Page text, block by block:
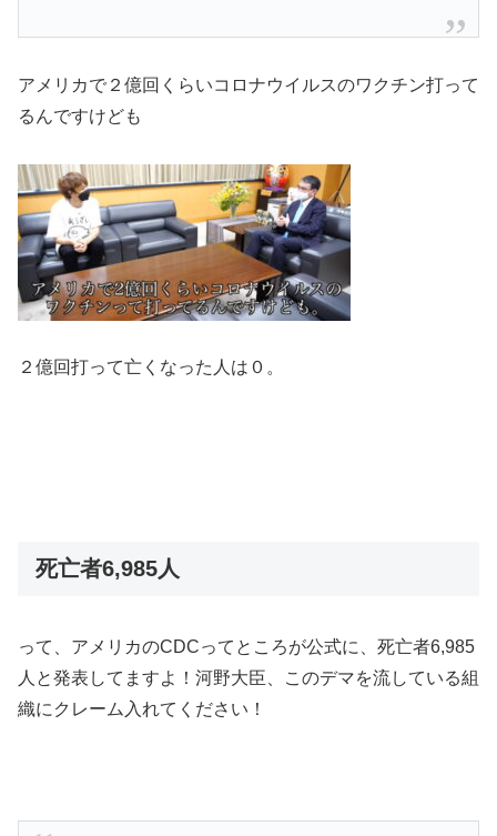
アメリカで２億回くらいコロナウイルスのワクチン打って
るんですけども
２億回打って亡くなった人は０。
死亡者6,985人
って、アメリカのCDCってところが公式に、死亡者6,985
人と発表してますよ！河野大臣、このデマを流している組
織にクレーム入れてください！